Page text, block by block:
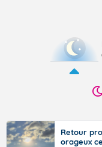
Retour
orageux